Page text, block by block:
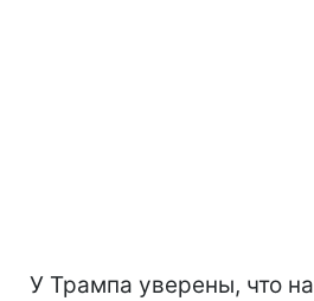
У Трампа уверены, что